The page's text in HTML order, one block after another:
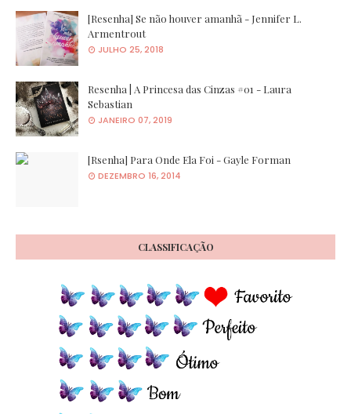
[Resenha] Se não houver amanhã - Jennifer L.
Armentrout
JULHO 25, 2018
Resenha | A Princesa das Cinzas #01 - Laura
Sebastian
JANEIRO 07, 2019
[Rsenha] Para Onde Ela Foi - Gayle Forman
DEZEMBRO 16, 2014
CLASSIFICAÇÃO